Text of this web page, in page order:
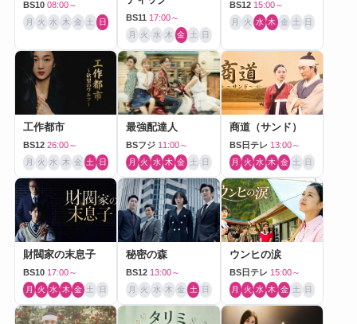
BS10 08:00～
月 火 水 木 金 土 日 BS11 17:00～
月 火 水 木 金 土 日
BS12 15:00～
月 火 水 木 金 土 日
工作都市
BS12 26:00～
月 火 水 木 金 土 日
最強配達人
BSフジ 11:00～
月 火 水 木 金 土 日
商道（サンド）
BS日テレ 13:00～
月 火 水 木 金 土 日
財閥家の末息子
BS10 17:00～
月 火 水 木 金 土 日
秘密の森
BS12 13:00～
月 火 水 木 金 土 日
ウンヒの涙
BS日テレ 15:00～
月 火 水 木 金 土 日